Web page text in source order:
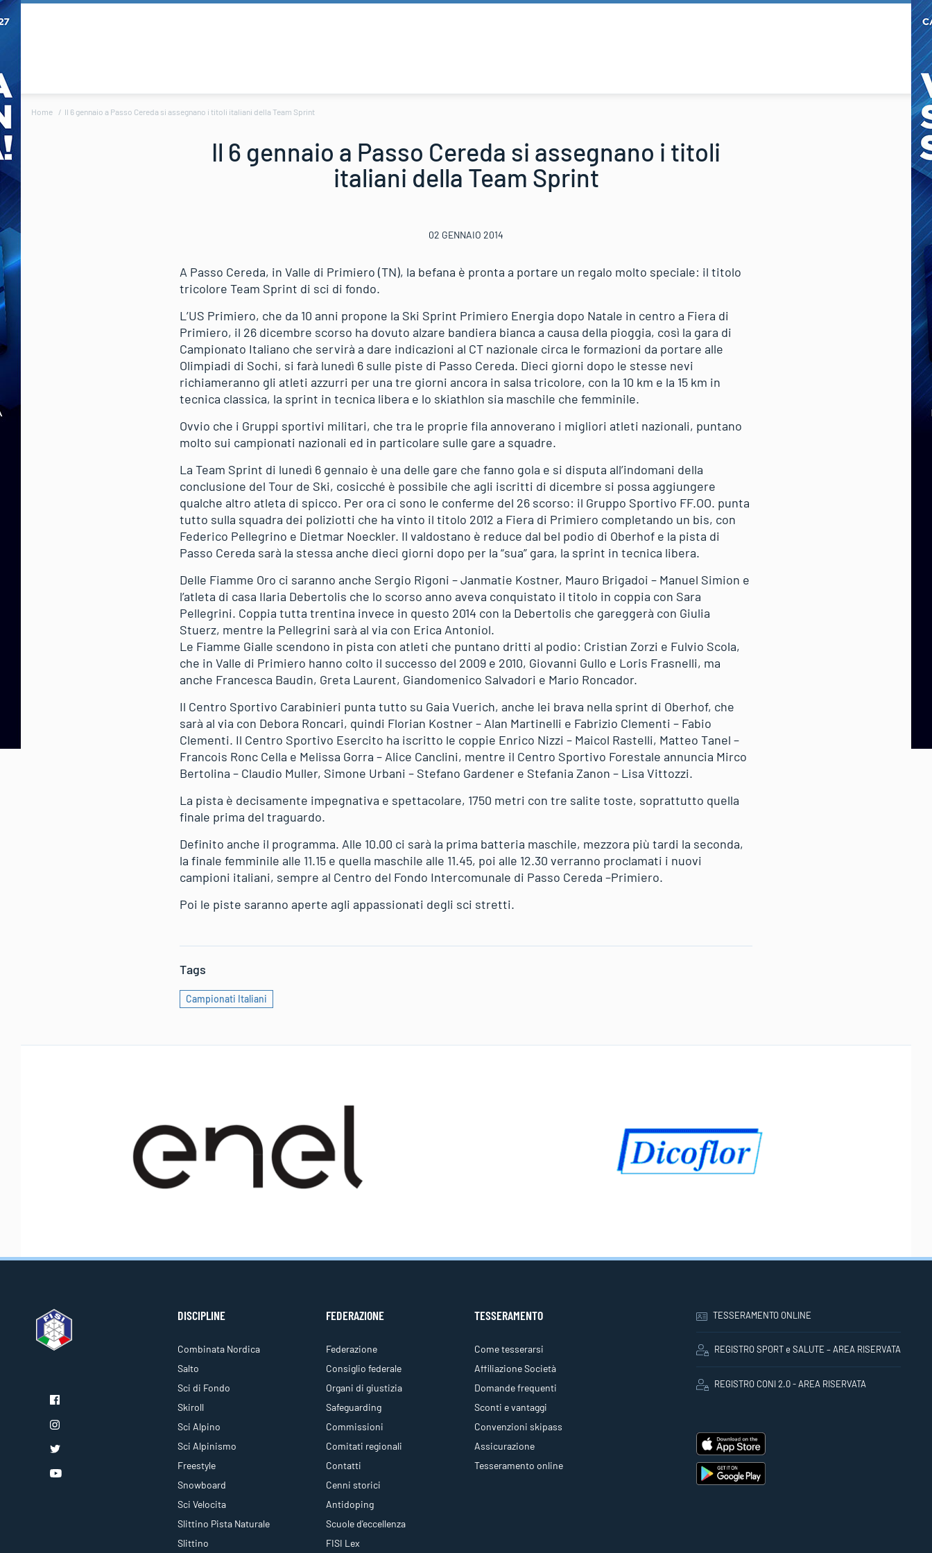
Home Il 6 gennaio a Passo Cereda si assegnano i titoli italiani della Team Sprint
Il 6 gennaio a Passo Cereda si assegnano i titoli
italiani della Team Sprint
02 GENNAIO 2014
A Passo Cereda, in Valle di Primiero (TN), la befana è pronta a portare un regalo molto speciale: il titolo
tricolore Team Sprint di sci di fondo.
L’US Primiero, che da 10 anni propone la Ski Sprint Primiero Energia dopo Natale in centro a Fiera di
Primiero, il 26 dicembre scorso ha dovuto alzare bandiera bianca a causa della pioggia, così la gara di
Campionato Italiano che servirà a dare indicazioni al CT nazionale circa le formazioni da portare alle
Olimpiadi di Sochi, si farà lunedì 6 sulle piste di Passo Cereda. Dieci giorni dopo le stesse nevi
richiameranno gli atleti azzurri per una tre giorni ancora in salsa tricolore, con la 10 km e la 15 km in
tecnica classica, la sprint in tecnica libera e lo skiathlon sia maschile che femminile.
Ovvio che i Gruppi sportivi militari, che tra le proprie fila annoverano i migliori atleti nazionali, puntano
molto sui campionati nazionali ed in particolare sulle gare a squadre.
La Team Sprint di lunedì 6 gennaio è una delle gare che fanno gola e si disputa all’indomani della
conclusione del Tour de Ski, cosicché è possibile che agli iscritti di dicembre si possa aggiungere
qualche altro atleta di spicco. Per ora ci sono le conferme del 26 scorso: il Gruppo Sportivo FF.OO. punta
tutto sulla squadra dei poliziotti che ha vinto il titolo 2012 a Fiera di Primiero completando un bis, con
Federico Pellegrino e Dietmar Noeckler. Il valdostano è reduce dal bel podio di Oberhof e la pista di
Passo Cereda sarà la stessa anche dieci giorni dopo per la “sua” gara, la sprint in tecnica libera.
Delle Fiamme Oro ci saranno anche Sergio Rigoni – Janmatie Kostner, Mauro Brigadoi – Manuel Simion e
l’atleta di casa Ilaria Debertolis che lo scorso anno aveva conquistato il titolo in coppia con Sara
Pellegrini. Coppia tutta trentina invece in questo 2014 con la Debertolis che gareggerà con Giulia
Stuerz, mentre la Pellegrini sarà al via con Erica Antoniol.
Le Fiamme Gialle scendono in pista con atleti che puntano dritti al podio: Cristian Zorzi e Fulvio Scola,
che in Valle di Primiero hanno colto il successo del 2009 e 2010, Giovanni Gullo e Loris Frasnelli, ma
anche Francesca Baudin, Greta Laurent, Giandomenico Salvadori e Mario Roncador.
Il Centro Sportivo Carabinieri punta tutto su Gaia Vuerich, anche lei brava nella sprint di Oberhof, che
sarà al via con Debora Roncari, quindi Florian Kostner – Alan Martinelli e Fabrizio Clementi – Fabio
Clementi. Il Centro Sportivo Esercito ha iscritto le coppie Enrico Nizzi – Maicol Rastelli, Matteo Tanel –
Francois Ronc Cella e Melissa Gorra – Alice Canclini, mentre il Centro Sportivo Forestale annuncia Mirco
Bertolina – Claudio Muller, Simone Urbani – Stefano Gardener e Stefania Zanon – Lisa Vittozzi.
La pista è decisamente impegnativa e spettacolare, 1750 metri con tre salite toste, soprattutto quella
finale prima del traguardo.
Definito anche il programma. Alle 10.00 ci sarà la prima batteria maschile, mezzora più tardi la seconda,
la finale femminile alle 11.15 e quella maschile alle 11.45, poi alle 12.30 verranno proclamati i nuovi
campioni italiani, sempre al Centro del Fondo Intercomunale di Passo Cereda –Primiero.
Poi le piste saranno aperte agli appassionati degli sci stretti.
Tags
Campionati Italiani
DISCIPLINE
Combinata Nordica
Salto
Sci di Fondo
Skiroll
Sci Alpino
Sci Alpinismo
Freestyle
Snowboard
Sci Velocita
Slittino Pista Naturale
Slittino
FEDERAZIONE
Federazione
Consiglio federale
Organi di giustizia
Safeguarding
Commissioni
Comitati regionali
Contatti
Cenni storici
Antidoping
Scuole d'eccellenza
FISI Lex
TESSERAMENTO
Come tesserarsi
Affiliazione Società
Domande frequenti
Sconti e vantaggi
Convenzioni skipass
Assicurazione
Tesseramento online
TESSERAMENTO ONLINE
REGISTRO SPORT e SALUTE – AREA RISERVATA
REGISTRO CONI 2.0 - AREA RISERVATA